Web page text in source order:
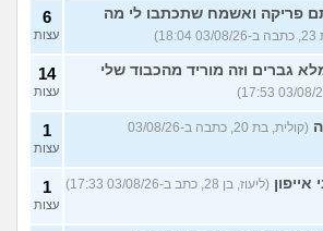
פריקה ואשמח שתכתבו לי מה
6
עצות
גברים וזה מוריד מהכבוד שלי 14
עצות
(קולית, בת 20, כתבה ב-03/08/26
1
עצות
(ליעוז, בן 28, כתב ב-03/08/26 17:33) 1
עצות